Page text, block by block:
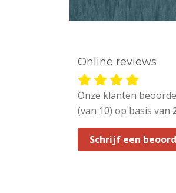
Online reviews
Onze klanten
(van 10) op basis van
Schrijf een